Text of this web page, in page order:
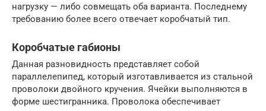
нагрузку — либо совмещать оба варианта. Последнему
требованию более всего отвечает коробчатый тип.
Коробчатые габионы
Данная разновидность представляет собой
параллелепипед, который изготавливается из стальной
проволоки двойного кручения. Ячейки выполняются в
форме шестигранника. Проволока обеспечивает